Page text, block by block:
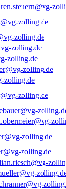
zolling.de
zolling.de
zolling.de
zolling.de
zolling.de
zolling.de
zolling.de
zolling.de
zolling.de